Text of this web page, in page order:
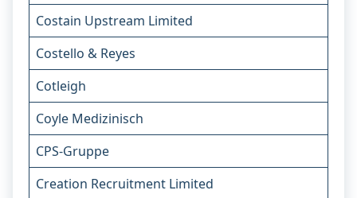
Costain Upstream Limited
Costello & Reyes
Cotleigh
Coyle Medizinisch
CPS-Gruppe
Creation Recruitment Limited